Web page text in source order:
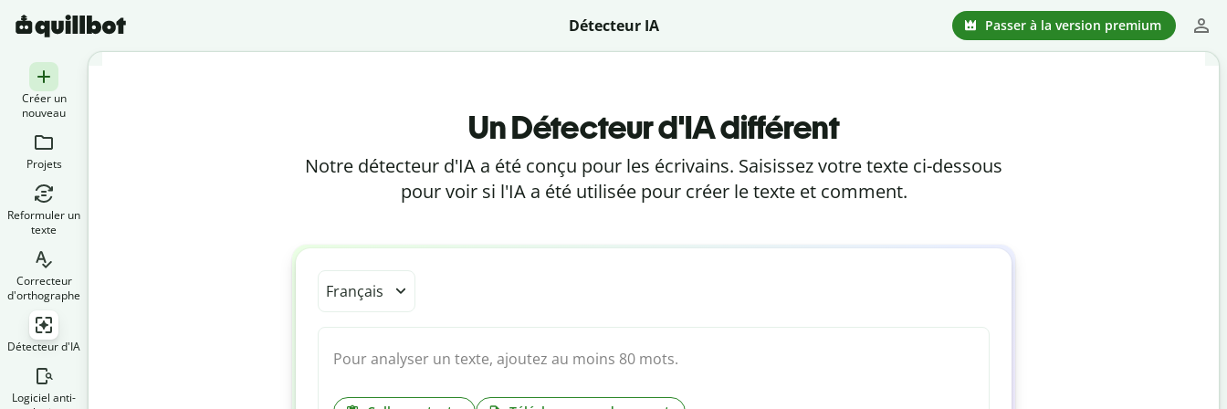
Détecteur IA Passer à la version premium
Créer un
nouveau
Projets
Reformuler un
texte
Correcteur
d'orthographe
Détecteur d'IA
Logiciel anti-
Un Détecteur d'IA différent
Notre détecteur d'IA a été conçu pour les écrivains. Saisissez votre texte ci-dessous
pour voir si l'IA a été utilisée pour créer le texte et comment.
Français